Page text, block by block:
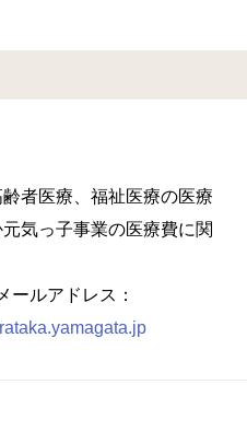
者医療、福祉医療の医療
気っ子事業の医療費に関
ールアドレス：